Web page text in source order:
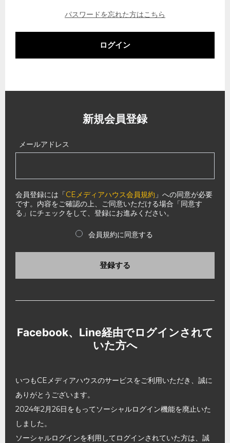
パスワードを忘れた方はこちら
ログイン
新規会員登録
メールアドレス
会員登録には「CEメディアハウス会員規約 」への同意が必要
です。内容をご確認の上、ご同意いただける場合「同意す
る」にチェックをして、登録にお進みください。
会員規約に同意する
登録する
Facebook、Line経由でログインされて
いた方へ
いつもCEメディアハウスのサービスをご利用いただき、誠に
ありがとうございます。
2024年2月26日をもってソーシャルログイン機能を廃止いた
しました。
ソーシャルログインを利用してログインされていた方は、誠